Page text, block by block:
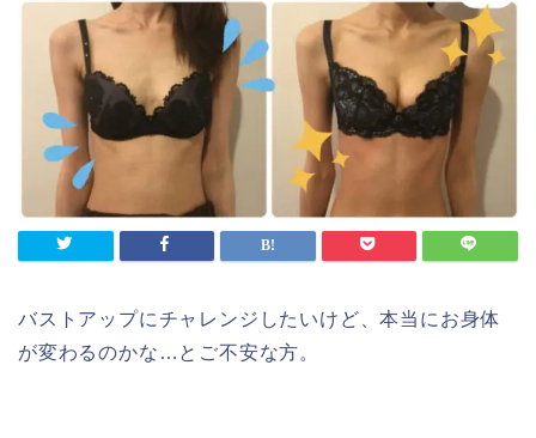
バストアップにチャレンジしたいけど、本当にお身体
が変わるのかな…とご不安な方。